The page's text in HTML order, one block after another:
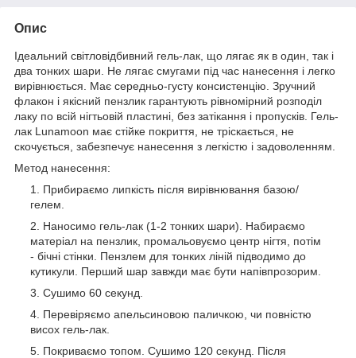
Опис
Ідеальний світловідбивний гель-лак, що лягає як в один, так і
два тонких шари. Не лягає смугами під час нанесення і легко
вирівнюється. Має середньо-густу консистенцію. Зручний
флакон і якісний пензлик гарантують рівномірний розподіл
лаку по всій нігтьовій пластині, без затікання і пропусків. Гель-
лак Lunamoon має стійке покриття, не тріскається, не
скочується, забезпечує нанесення з легкістю і задоволенням.
Метод нанесення:
Прибираємо липкість після вирівнювання базою/
гелем.
Наносимо гель-лак (1-2 тонких шари). Набираємо
матеріал на пензлик, промальовуємо центр нігтя, потім
- бічні стінки. Пензлем для тонких ліній підводимо до
кутикули. Перший шар завжди має бути напівпрозорим.
Сушимо 60 секунд.
Перевіряємо апельсиновою паличкою, чи повністю
висох гель-лак.
Покриваємо топом. Сушимо 120 секунд. Після